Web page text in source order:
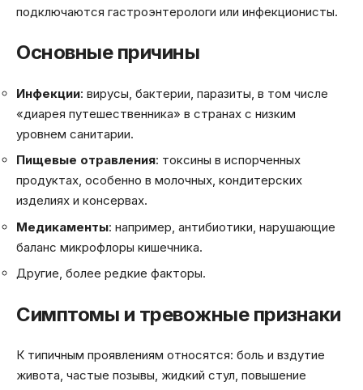
подключаются гастроэнтерологи или инфекционисты.
Основные причины
Инфекции: вирусы, бактерии, паразиты, в том числе
«диарея путешественника» в странах с низким
уровнем санитарии.
Пищевые отравления: токсины в испорченных
продуктах, особенно в молочных, кондитерских
изделиях и консервах.
Медикаменты: например, антибиотики, нарушающие
баланс микрофлоры кишечника.
Другие, более редкие факторы.
Симптомы и тревожные признаки
К типичным проявлениям относятся: боль и вздутие
живота, частые позывы, жидкий стул, повышение